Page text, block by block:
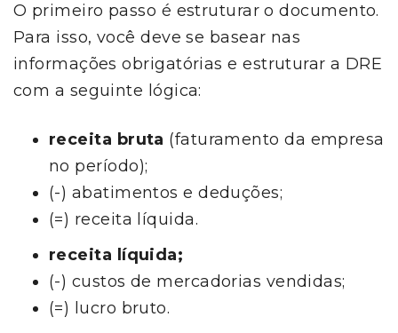
O primeiro passo é estruturar o documento.
Para isso, você deve se basear nas
informações obrigatórias e estruturar a DRE
com a seguinte lógica:
receita bruta (faturamento da empresa
no período);
(-) abatimentos e deduções;
(=) receita líquida.
receita líquida;
(-) custos de mercadorias vendidas;
(=) lucro bruto.